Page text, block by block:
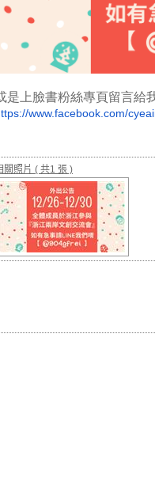
是上臉書粉絲專頁留言給
www.facebook. com/
關照片 ( 共1 張 )